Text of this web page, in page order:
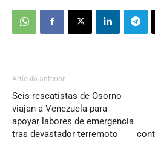
Artículo anterior
Seis rescatistas de Osorno
viajan a Venezuela para
apoyar labores de emergencia
tras devastador terremoto